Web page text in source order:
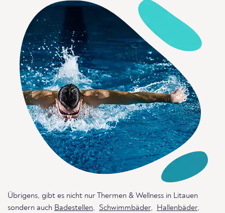
Übrigens, gibt es nicht nur Thermen & Wellness in Litauen
sondern auch Badestellen, Schwimmbäder, Hallenbäder,